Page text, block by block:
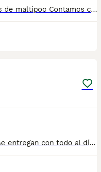
Disponibles preciosos cachorros de maltipoo Contamos con hembras y machos. Somos un criadero familiar y te ofrecemos la posibilidad de venir a conocer a los cachorros en persona o mediante videollamada. Entregamos a los cachorros con todo en regla: • Vacunas correspondientes a su edad • Desparasitación interna y externa • Cartilla sanitaria • Revisión veterinaria • Pasaporte • Microchip • Contrato de adopción con garantías Realizamos entregas en toda la península, incluyendo: Galicia, Cantabria, País Vasco, Barcelona, Zaragoza, Huesca, Valencia, Castilla-La Mancha, Castilla y León, , Murcia y Andalucía. Para cualquier consulta o para recibir fotos y vídeos de los cachorros, no dudes en contactarnos. También puedes ver más en nuestro perfil: [@cachorrospippiespremium]. 📞 Teléfono y WhatsApp: 663 736 099 Atendemos de lunes a domingo. Preguntar por Carla. ¡Estaremos encantados de ayudarte!
Camada de bichon maltes TOY se entregan con todo al día en cuanto a vacunación, desparasitación interna y externa, microchip y pasaporte con procedencia lícita de centro canino profesional. Revisión veterinaria. Nos dedicamos profesionalmente al mundo del cachorro desde hace más de 17 años ,centro canino del Valle caprice, es nuestro nombre , criadores profesionales , residencia canina y veterinarios, que mejor sitio para adquirir tu nuevo miembro familiar. Núcleo de cria ES450990000078 Pueden encontrarnos de igual modo en la pagina oficial de la canina de España como uno de los pocos criadores recomendados y registrados , www.rsce.es Los precios son desde más IVA según cachorro, camada y época. Pregunten disponibilidad y precios Pregunten sin compromiso , y le damos cita para venir a ver a los peques a nuestro centro canino, pueden ver nuestras referencias como mejor criadero en Google , y redes sociales así como en nuestra web Web www.delvallecaprice.com